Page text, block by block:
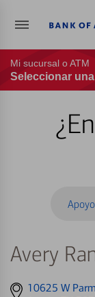
Mi sucursal o ATM
Seleccionar
Avery
Get
10625 W